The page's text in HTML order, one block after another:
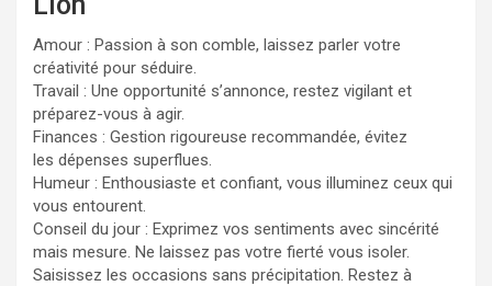
Amour : Passion à son comble, laissez parler votre
créativité pour séduire.
Travail : Une opportunité s’annonce, restez vigilant et
préparez-vous à agir.
Finances : Gestion rigoureuse recommandée, évitez
les dépenses superflues.
Humeur : Enthousiaste et confiant, vous illuminez ceux qui
vous entourent.
Conseil du jour : Exprimez vos sentiments avec sincérité
mais mesure. Ne laissez pas votre fierté vous isoler.
Saisissez les occasions sans précipitation. Restez à